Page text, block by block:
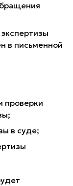
в письменной
проверки
в суде;